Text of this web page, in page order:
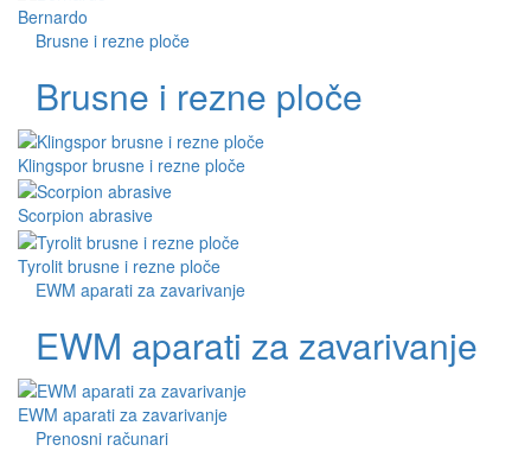
Bernardo
Brusne i rezne ploče
Brusne i rezne ploče
Klingspor brusne i rezne ploče
Scorpion abrasive
Tyrolit brusne i rezne ploče
EWM aparati za zavarivanje
EWM aparati za zavarivanje
EWM aparati za zavarivanje
Prenosni računari